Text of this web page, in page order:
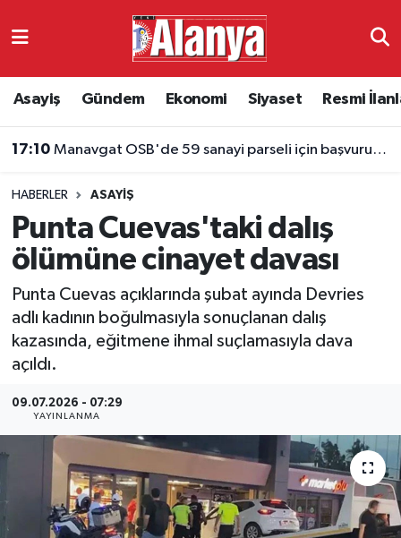
Asayiş Gündem Ekonomi Siyaset Resmi
17:10 Manavgat OSB'de 59 sanayi parseli için başvurular başladı
HABERLER ASAYIŞ
Punta Cuevas'taki dalış
ölümüne cinayet davası
Punta Cuevas açıklarında şubat ayında Devries
adlı kadının boğulmasıyla sonuçlanan dalış
kazasında, eğitmene ihmal suçlamasıyla dava
açıldı.
09.07.2026 - 07:29
YAYINLANMA
Ekonomi
Resmi İlanlar
Alanyaspor
Turizm
Antalya Namaz Vakitleri
Antalya Trafik Yoğunluk Haritası
Süper Lig Puan Durumu ve Fikstür
Tüm Manşetler
Son Dakika Haberleri